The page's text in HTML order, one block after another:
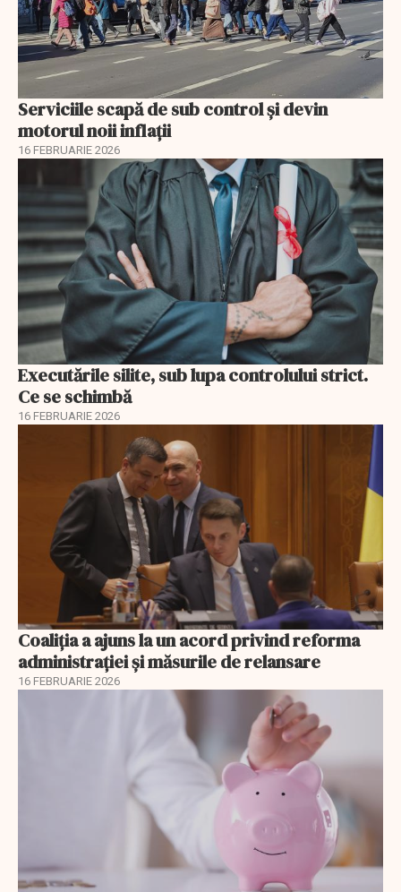
Serviciile scapă de sub control și devin
motorul noii inflații
16 FEBRUARIE 2026
Executările silite, sub lupa controlului strict.
Ce se schimbă
16 FEBRUARIE 2026
Coaliția a ajuns la un acord privind reforma
administrației și măsurile de relansare
16 FEBRUARIE 2026